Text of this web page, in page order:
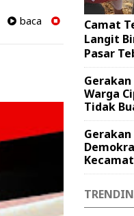
baca
Camat
Langit
Pasar
Warga
Tidak